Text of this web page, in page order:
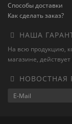
Способы доставки
Как сделать заказ?
НАША
На всю продукцию,
магазине,
НОВОСТНАЯ